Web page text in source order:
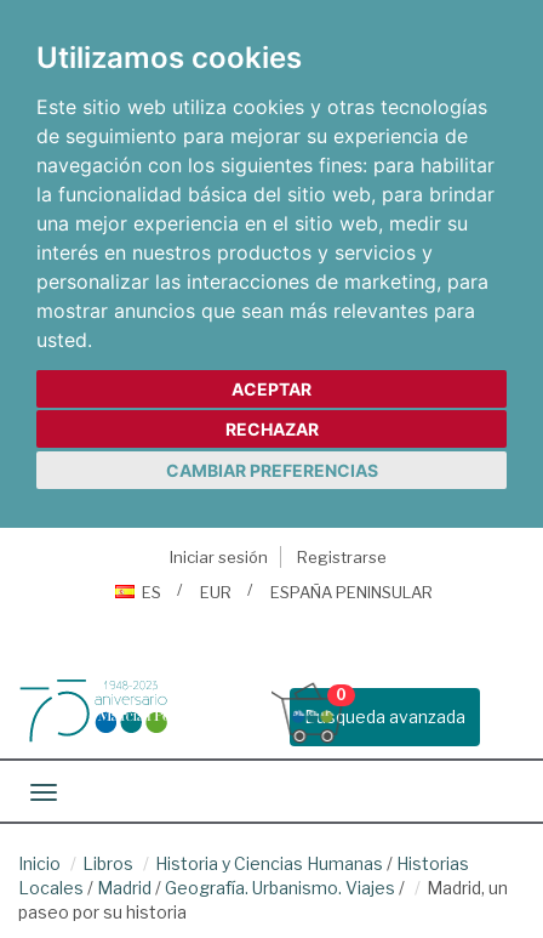
Utilizamos cookies
Este sitio web utiliza cookies y otras tecnologías
de seguimiento para mejorar su experiencia de
navegación con los siguientes fines: para habilitar
la funcionalidad básica del sitio web, para brindar
una mejor experiencia en el sitio web, medir su
interés en nuestros productos y servicios y
personalizar las interacciones de marketing, para
mostrar anuncios que sean más relevantes para
usted.
ACEPTAR
RECHAZAR
CAMBIAR PREFERENCIAS
Iniciar sesión
Registrarse
ES
EUR ESPAÑA PENINSULAR
Busqueda avanzada
0
Toggle navigation
Inicio Libros Historia y Ciencias Humanas / Historias
Locales / Madrid /Geografía. Urbanismo. Viajes /
Madrid, un
paseo por su historia